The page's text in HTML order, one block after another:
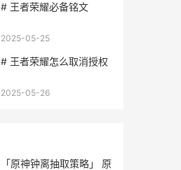
# 王者荣耀必备铭文
2025-05-25
# 王者荣耀怎么取消授权
2025-05-26
「原神钟离抽取策略」 原